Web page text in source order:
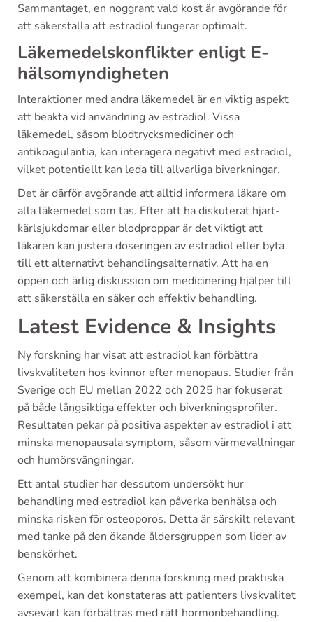
Sammantaget, en noggrant vald kost är avgörande för
att säkerställa att estradiol fungerar optimalt.
Läkemedelskonflikter enligt E-
hälsomyndigheten
Interaktioner med andra läkemedel är en viktig aspekt
att beakta vid användning av estradiol. Vissa
läkemedel, såsom blodtrycksmediciner och
antikoagulantia, kan interagera negativt med estradiol,
vilket potentiellt kan leda till allvarliga biverkningar.
Det är därför avgörande att alltid informera läkare om
alla läkemedel som tas. Efter att ha diskuterat hjärt-
kärlsjukdomar eller blodproppar är det viktigt att
läkaren kan justera doseringen av estradiol eller byta
till ett alternativt behandlingsalternativ. Att ha en
öppen och ärlig diskussion om medicinering hjälper till
att säkerställa en säker och effektiv behandling.
Latest Evidence & Insights
Ny forskning har visat att estradiol kan förbättra
livskvaliteten hos kvinnor efter menopaus. Studier från
Sverige och EU mellan 2022 och 2025 har fokuserat
på både långsiktiga effekter och biverkningsprofiler.
Resultaten pekar på positiva aspekter av estradiol i att
minska menopausala symptom, såsom värmevallningar
och humörsvängningar.
Ett antal studier har dessutom undersökt hur
behandling med estradiol kan påverka benhälsa och
minska risken för osteoporos. Detta är särskilt relevant
med tanke på den ökande åldersgruppen som lider av
benskörhet.
Genom att kombinera denna forskning med praktiska
exempel, kan det konstateras att patienters livskvalitet
avsevärt kan förbättras med rätt hormonbehandling.